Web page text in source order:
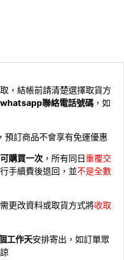
，結帳前請清楚選擇取貨方
聯絡電話號碼 ，如
預訂商品不會享有免運優惠
購買一次 ，所有同日重覆交
手續費後退回，並不是全數
更改資料或取貨方式將收取
工作天安排寄出，如訂單眾